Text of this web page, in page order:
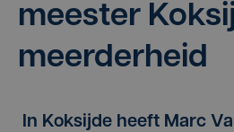
mees­ter
meerderheid
In Koksijde heeft Marc